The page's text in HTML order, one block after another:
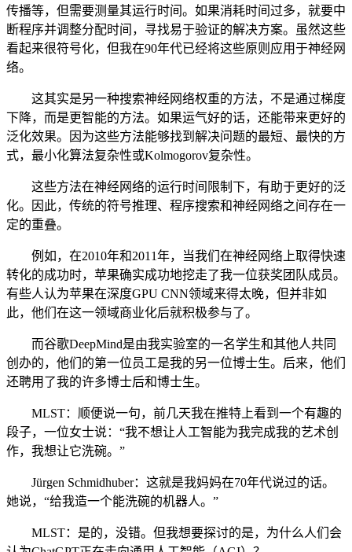
传播等，但需要测量其运行时间。如果消耗时间过多，就要中
断程序并调整分配时间，寻找易于验证的解决方案。虽然这些
看起来很符号化，但我在90年代已经将这些原则应用于神经网
络。
这其实是另一种搜索神经网络权重的方法，不是通过梯度
下降，而是更智能的方法。如果运气好的话，还能带来更好的
泛化效果。因为这些方法能够找到解决问题的最短、最快的方
式，最小化算法复杂性或Kolmogorov复杂性。
这些方法在神经网络的运行时间限制下，有助于更好的泛
化。因此，传统的符号推理、程序搜索和神经网络之间存在一
定的重叠。
例如，在2010年和2011年，当我们在神经网络上取得快速
转化的成功时，苹果确实成功地挖走了我一位获奖团队成员。
有些人认为苹果在深度GPU CNN领域来得太晚，但并非如
此，他们在这一领域商业化后就积极参与了。
而谷歌DeepMind是由我实验室的一名学生和其他人共同
创办的，他们的第一位员工是我的另一位博士生。后来，他们
还聘用了我的许多博士后和博士生。
MLST：顺便说一句，前几天我在推特上看到一个有趣的
段子，一位女士说：“我不想让人工智能为我完成我的艺术创
作，我想让它洗碗。”
Jürgen Schmidhuber：这就是我妈妈在70年代说过的话。
她说，“给我造一个能洗碗的机器人。”
MLST：是的，没错。但我想要探讨的是，为什么人们会